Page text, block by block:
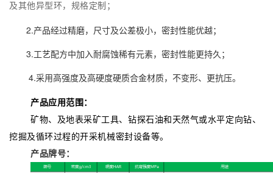
及其他异型环，规格定制；
2.产品经过精磨，尺寸及公差极小，密封性能优越；
3.工艺配方中加入耐腐蚀稀有元素，密封性能更持久；
4.采用高强度及高硬度硬质合金材质，不变形、更抗压。
产品应用范围：
矿物、及地表采矿工具、钻探石油和天然气或水平定向钻、
挖掘及循环过程的开采机械密封设备等。
产品牌号：